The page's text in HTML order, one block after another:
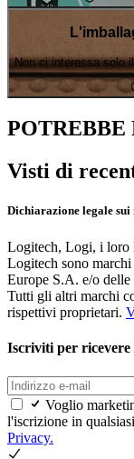
Non ci interessa solo
POTREBBE
Visti di
Dichiarazione legale
Logitech, Logi, i loro
Logitech sono
Europe S.A. e/o
Tutti gli altri marchi
rispettivi proprietari.
Iscriviti per ricevere
Voglio
l'iscrizione in
Privacy.